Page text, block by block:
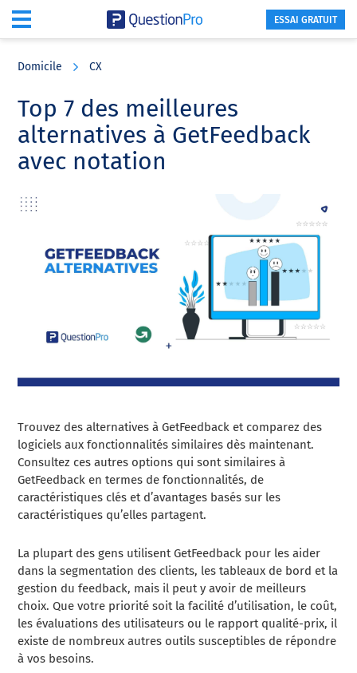
content
sidebar
ESSAI GRATUIT
Domicile CX
Top 7 des meilleures
alternatives à GetFeedback
avec notation
Trouvez des alternatives à GetFeedback et comparez des
logiciels aux fonctionnalités similaires dès maintenant.
Consultez ces autres options qui sont similaires à
GetFeedback en termes de fonctionnalités, de
caractéristiques clés et d’avantages basés sur les
caractéristiques qu’elles partagent.
La plupart des gens utilisent GetFeedback pour les aider
dans la segmentation des clients, les tableaux de bord et la
gestion du feedback, mais il peut y avoir de meilleurs
choix. Que votre priorité soit la facilité d’utilisation, le coût,
les évaluations des utilisateurs ou le rapport qualité-prix, il
existe de nombreux autres outils susceptibles de répondre
à vos besoins.